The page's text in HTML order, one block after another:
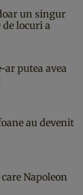
un singur
locuri a
putea avea
au devenit
Napoleon